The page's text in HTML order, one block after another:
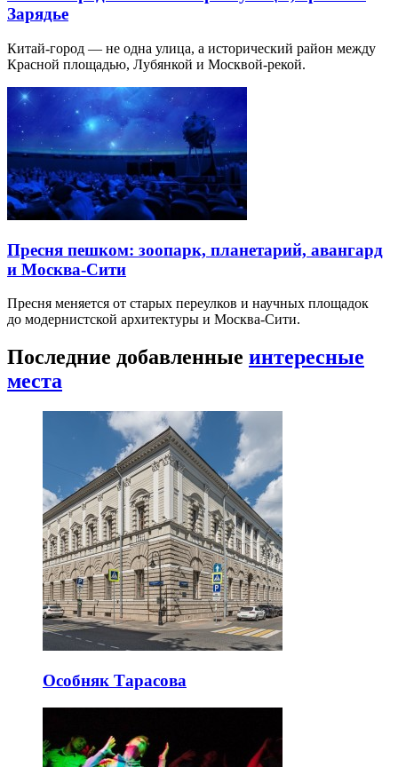
Зарядье
Китай-город — не одна улица, а исторический район между
Красной площадью, Лубянкой и Москвой-рекой.
Пресня пешком: зоопарк, планетарий, авангард
и Москва-Сити
Пресня меняется от старых переулков и научных площадок
до модернистской архитектуры и Москва-Сити.
Последние добавленные интересные
места
Особняк Тарасова